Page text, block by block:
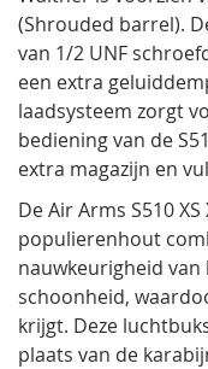
(Shrouded barrel).
van 1/2 UNF
een extra
laadsysteem zorgt
bediening van de
extra magazijn en
De Air Arms S510
populierenhout
nauwkeurigheid
schoonheid,
krijgt. Deze
plaats van de